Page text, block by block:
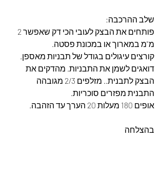
שלב ההרכבה:
מ"מ במארוך או במכונת פסטה.
קורצים עיגולים בגודל של תבניות מאספן.
דואגים לשמן את התבניות. מהדקים את
הבצק לתבנית.. מזלפים 2/3 מגובהה
התבנית מפזרים סוכריות.
אופים 180 מעלות 20 הערך עד הזהבה.
בהצלחה